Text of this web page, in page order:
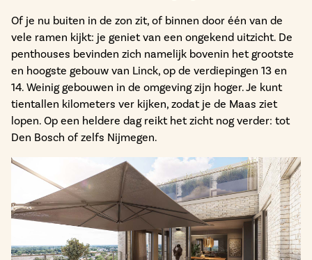
Of je nu buiten in de zon zit, of binnen door één van de
vele ramen kijkt: je geniet van een ongekend uitzicht. De
penthouses bevinden zich namelijk bovenin het grootste
en hoogste gebouw van Linck, op de verdiepingen 13 en
14. Weinig gebouwen in de omgeving zijn hoger. Je kunt
tientallen kilometers ver kijken, zodat je de Maas ziet
lopen. Op een heldere dag reikt het zicht nog verder: tot
Den Bosch of zelfs Nijmegen.